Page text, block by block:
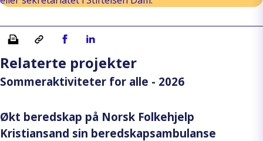
Skriv ut Kopiera länkDel på Facebook
Del på Linkedin
Relaterte projekter
Sommeraktiviteter for alle - 2026
Økt beredskap på Norsk Folkehjelp
Kristiansand sin beredskapsambulanse